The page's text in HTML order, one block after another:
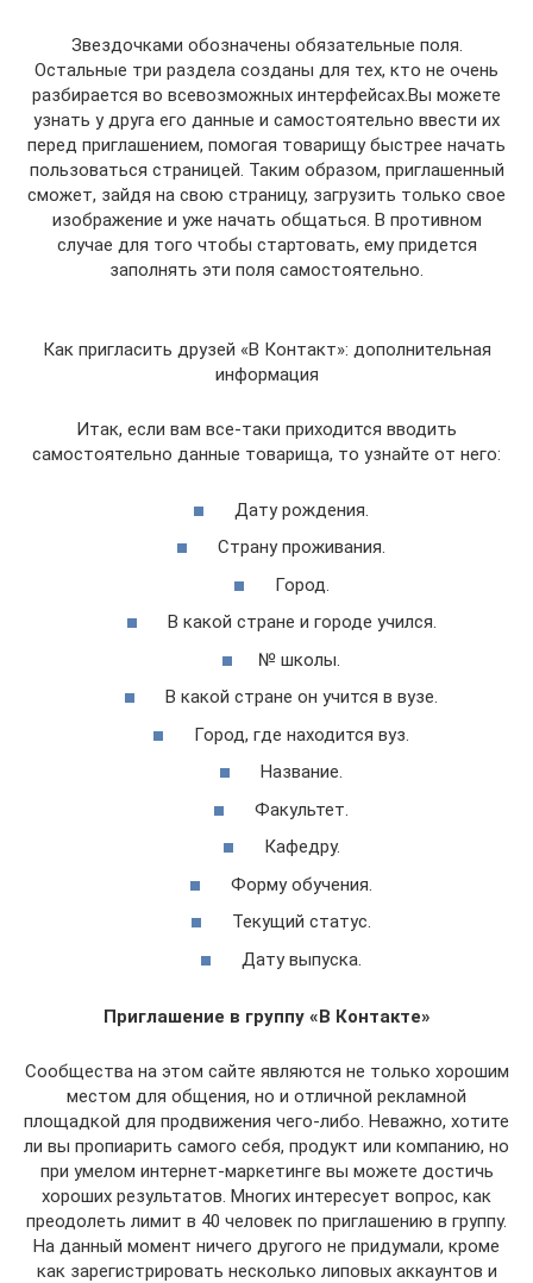
Звездочками обозначены обязательные поля.
Остальные три раздела созданы для тех, кто не очень
разбирается во всевозможных интерфейсах.Вы можете
узнать у друга его данные и самостоятельно ввести их
перед приглашением, помогая товарищу быстрее начать
пользоваться страницей. Таким образом, приглашенный
сможет, зайдя на свою страницу, загрузить только свое
изображение и уже начать общаться. В противном
случае для того чтобы стартовать, ему придется
заполнять эти поля самостоятельно.
Как пригласить друзей «В Контакт»: дополнительная
информация
Итак, если вам все-таки приходится вводить
самостоятельно данные товарища, то узнайте от него:
Дату рождения.
Страну проживания.
Город.
В какой стране и городе учился.
№ школы.
В какой стране он учится в вузе.
Город, где находится вуз.
Название.
Факультет.
Кафедру.
Форму обучения.
Текущий статус.
Дату выпуска.
Приглашение в группу «В Контакте»
Сообщества на этом сайте являются не только хорошим
местом для общения, но и отличной рекламной
площадкой для продвижения чего-либо. Неважно, хотите
ли вы пропиарить самого себя, продукт или компанию, но
при умелом интернет-маркетинге вы можете достичь
хороших результатов. Многих интересует вопрос, как
преодолеть лимит в 40 человек по приглашению в группу.
На данный момент ничего другого не придумали, кроме
как зарегистрировать несколько липовых аккаунтов и